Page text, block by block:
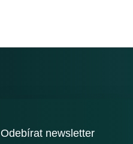
Odebírat newsletter